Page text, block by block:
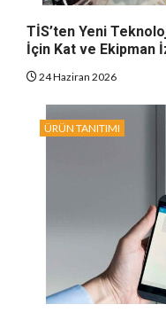
TİS’ten Yeni
İçin Kat ve Ekipman
24 Haziran 2026
ÜRÜN TANITIMI